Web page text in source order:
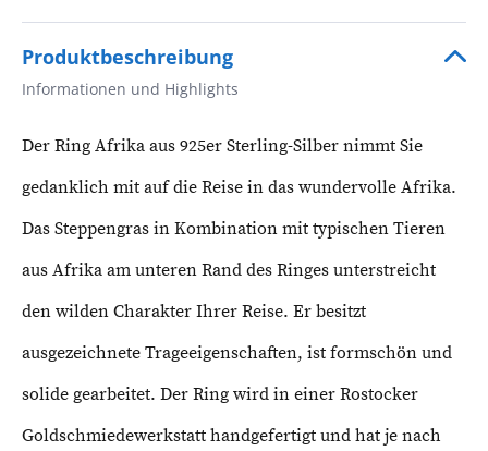
Produktbeschreibung
Informationen und Highlights
Der Ring Afrika aus 925er Sterling-Silber nimmt Sie
gedanklich mit auf die Reise in das wundervolle Afrika.
Das Steppengras in Kombination mit typischen Tieren
aus Afrika am unteren Rand des Ringes unterstreicht
den wilden Charakter Ihrer Reise. Er besitzt
ausgezeichnete Trageeigenschaften, ist formschön und
solide gearbeitet. Der Ring wird in einer Rostocker
Goldschmiedewerkstatt handgefertigt und hat je nach